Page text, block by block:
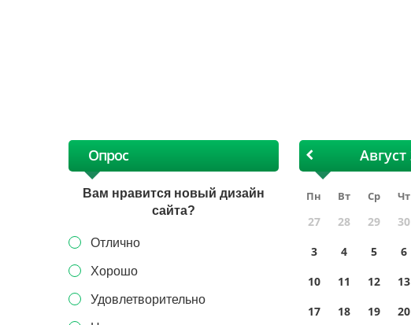
Опрос
Вам нравится новый дизайн
сайта?
Отлично
Хорошо
Удовлетворительно
Август
Пн Вт Ср Чт
27 28 29 30
3
4 5 6
10
11 12 13
17
18 19 20